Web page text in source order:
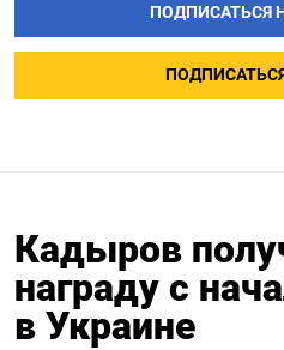
ПОДПИСАТЬСЯ
ПОДПИСАТЬСЯ
Кадыров
награду с
в Украине